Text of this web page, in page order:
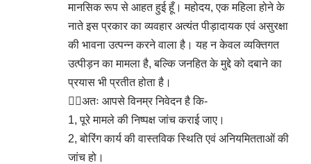
मानसिक रूप से आहत हुई हूँ। महोदय, एक महिला होने के
नाते इस प्रकार का व्यवहार अत्यंत पीड़ादायक एवं असुरक्षा
की भावना उत्पन्न करने वाला है। यह न केवल व्यक्तिगत
उत्पीड़न का मामला है, बल्कि जनहित के मुद्दे को दबाने का
प्रयास भी प्रतीत होता है।
👉🏻अतः आपसे विनम्र निवेदन है कि-
1, पूरे मामले की निष्पक्ष जांच कराई जाए।
2, बोरिंग कार्य की वास्तविक स्थिति एवं अनियमितताओं की
जांच हो।